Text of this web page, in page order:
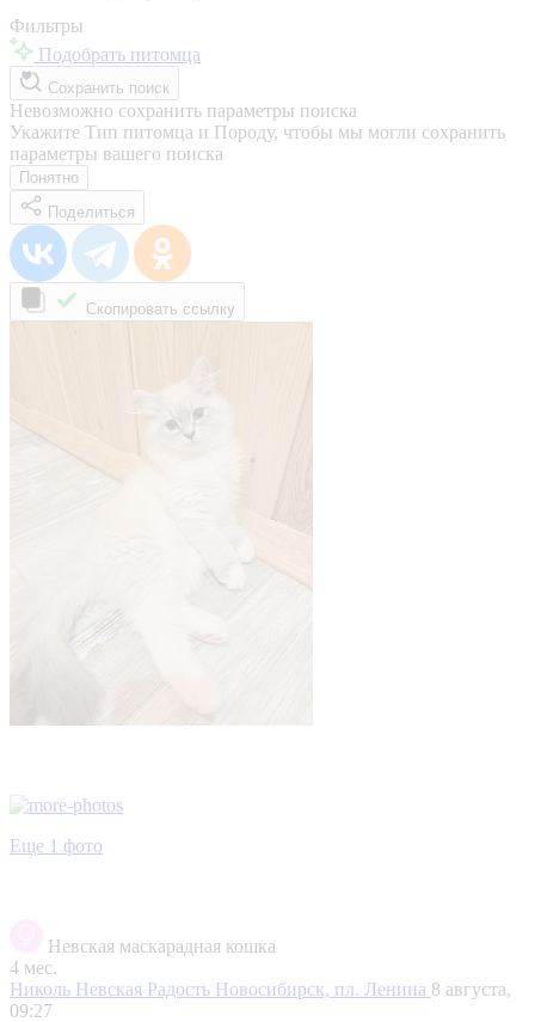
Фильтры
Подобрать питомца
Сохранить поиск
Невозможно сохранить параметры поиска
Укажите Тип питомца и Породу, чтобы мы могли сохранить
параметры вашего поиска
Понятно
Поделиться
Скопировать ссылку
Еще 1 фото
Невская маскарадная кошка
4 мес.
Николь Невская Радость Новосибирск, пл. Ленина 8 августа,
09:27